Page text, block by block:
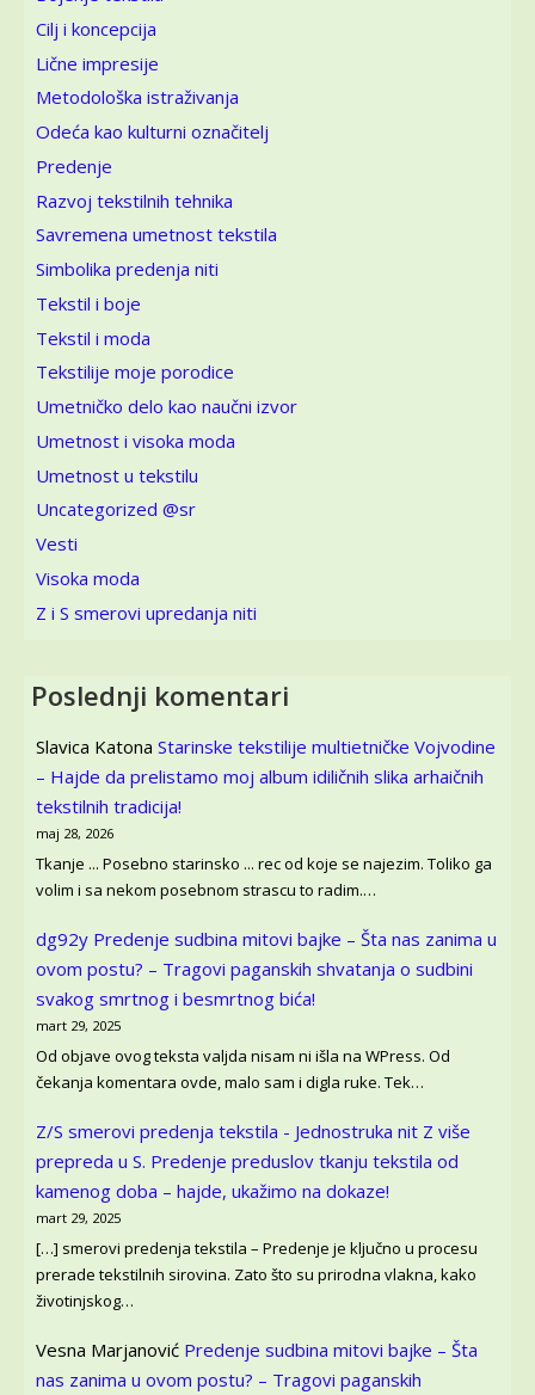
Cilj i koncepcija
Lične impresije
Metodološka istraživanja
Odeća kao kulturni označitelj
Predenje
Razvoj tekstilnih tehnika
Savremena umetnost tekstila
Simbolika predenja niti
Tekstil i boje
Tekstil i moda
Tekstilije moje porodice
Umetničko delo kao naučni izvor
Umetnost i visoka moda
Umetnost u tekstilu
Uncategorized @sr
Vesti
Visoka moda
Z i S smerovi upredanja niti
Poslednji komentari
Slavica Katona Starinske tekstilije multietničke Vojvodine
– Hajde da prelistamo moj album idiličnih slika arhaičnih
tekstilnih tradicija!
maj 28, 2026
Tkanje ... Posebno starinsko ... rec od koje se najezim. Toliko ga
volim i sa nekom posebnom strascu to radim.…
dg92y Predenje sudbina mitovi bajke – Šta nas zanima u
ovom postu? – Tragovi paganskih shvatanja o sudbini
svakog smrtnog i besmrtnog bića!
mart 29, 2025
Od objave ovog teksta valjda nisam ni išla na WPress. Od
čekanja komentara ovde, malo sam i digla ruke. Tek…
Z/S smerovi predenja tekstila - Jednostruka nit Z više
prepreda u S. Predenje preduslov tkanju tekstila od
kamenog doba – hajde, ukažimo na dokaze!
mart 29, 2025
[…] smerovi predenja tekstila – Predenje je ključno u procesu
prerade tekstilnih sirovina. Zato što su prirodna vlakna, kako
životinjskog…
Vesna Marjanović Predenje sudbina mitovi bajke – Šta
nas zanima u ovom postu? – Tragovi paganskih